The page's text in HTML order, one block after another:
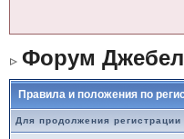
Форум
Правила и положения по
Для продолжения